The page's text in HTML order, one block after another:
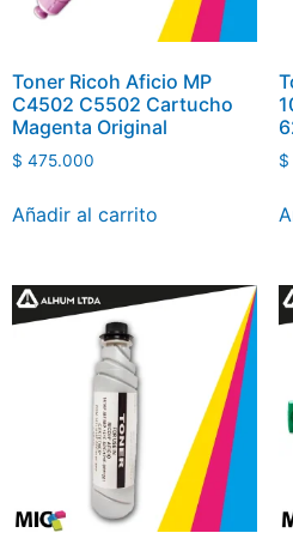
Toner Ricoh Aficio MP
C4502 C5502 Cartucho
Magenta Original
$ 475.000
Añadir al carrito
$